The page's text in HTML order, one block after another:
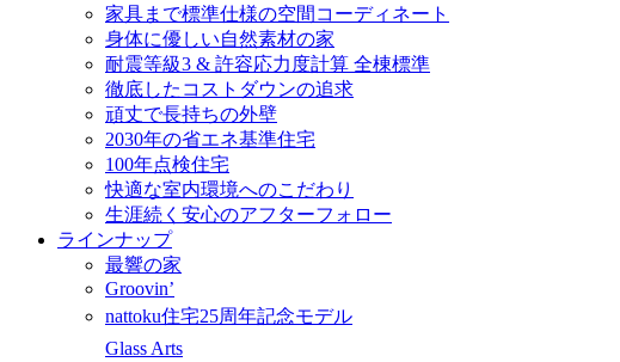
家具まで標準仕様の空間コーディネート
身体に優しい自然素材の家
耐震等級3 & 許容応力度計算 全棟標準
徹底したコストダウンの追求
頑丈で長持ちの外壁
2030年の省エネ基準住宅
100年点検住宅
快適な室内環境へのこだわり
生涯続く安心のアフターフォロー
ラインナップ
最響の家
Groovin’
nattoku住宅25周年記念モデル
Glass Arts